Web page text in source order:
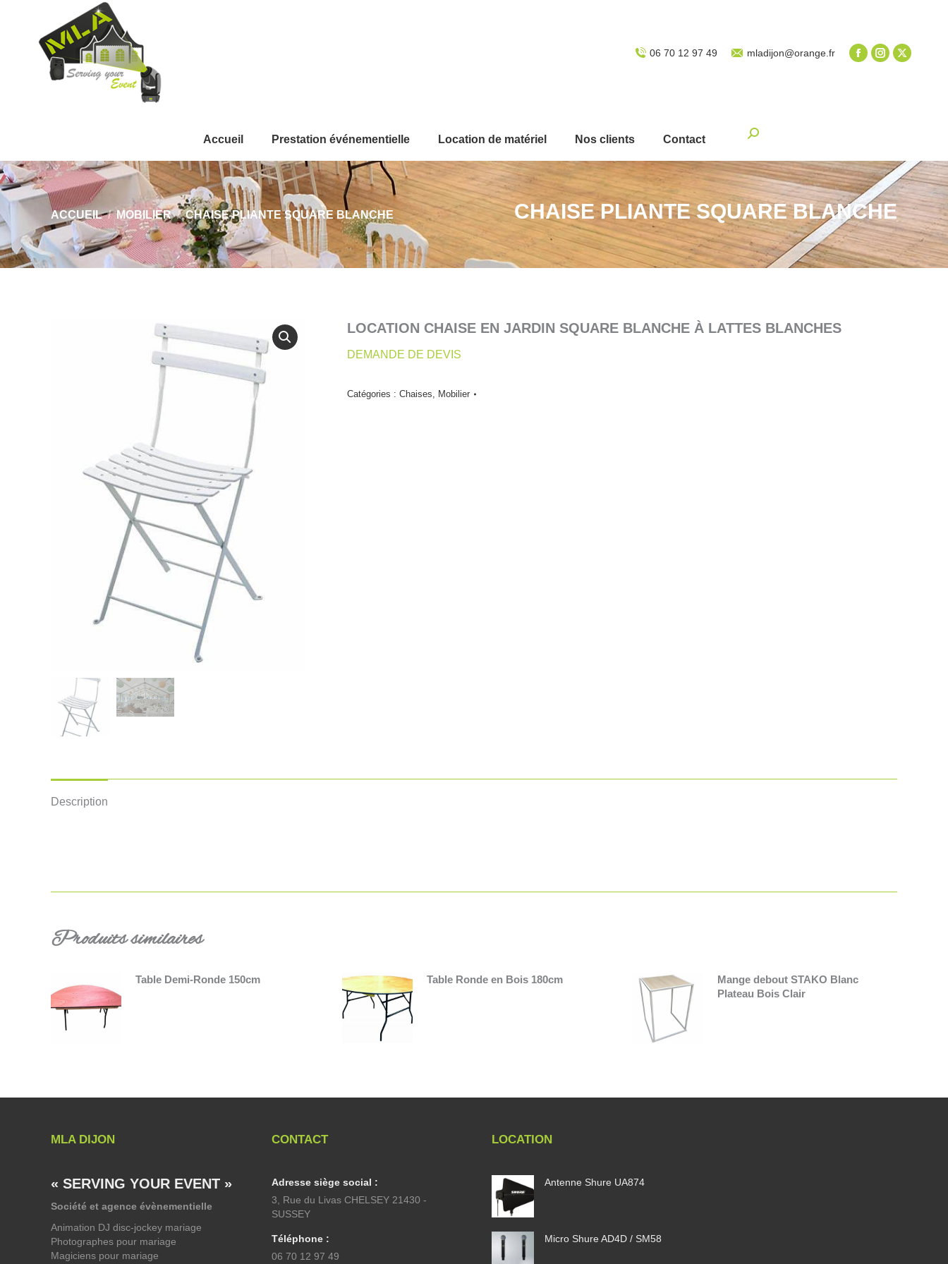
06 70 12 97 49 mladijon@orange.fr
Accueil Prestation événementielle Location de matériel Nos clients Contact
Recherche
Vous êtes ici :
ACCUEIL MOBILIER CHAISE PLIANTE SQUARE BLANCHE CHAISE PLIANTE SQUARE BLANCHE
LOCATION CHAISE EN JARDIN SQUARE BLANCHE À LATTES BLANCHES
DEMANDE DE DEVIS
Catégories : Chaises, Mobilier
Description
Produits similaires
Table Demi-Ronde 150cm Table Ronde en Bois 180cm
Mange debout STAKO Blanc
Plateau Bois Clair
MLA DIJON
« SERVING YOUR EVENT »
Société et agence évènementielle
Animation DJ disc-jockey mariage
Photographes pour mariage
Magiciens pour mariage
CONTACT
Adresse siège social :
3, Rue du Livas CHELSEY 21430 -
SUSSEY
Téléphone :
06 70 12 97 49
LOCATION
Antenne Shure UA874
Micro Shure AD4D / SM58